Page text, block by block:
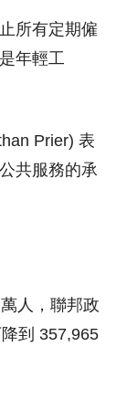
所有定期僱
年輕工
Prier) 表
共服務的承
人，聯邦政
到 357,965